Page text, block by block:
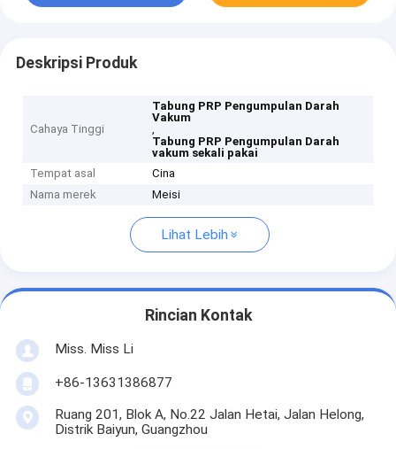
Deskripsi Produk
Cahaya Tinggi
Tabung PRP Pengumpulan Darah
Vakum
,
Tabung PRP Pengumpulan Darah
vakum sekali pakai
Tempat asal
Cina
Nama merek
Meisi
Lihat Lebih
Rincian Kontak
Miss. Miss Li
+86-13631386877
Ruang 201, Blok A, No.22 Jalan Hetai, Jalan Helong,
Distrik Baiyun, Guangzhou